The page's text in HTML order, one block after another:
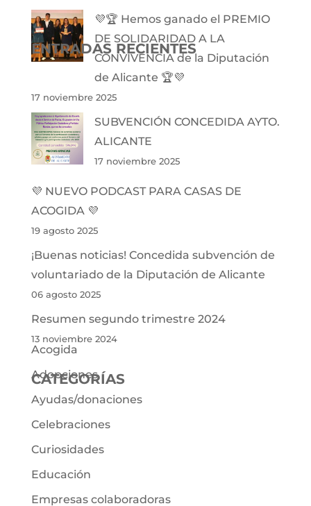
ENTRADAS RECIENTES
💜🏆 Hemos ganado el PREMIO
DE SOLIDARIDAD A LA
CONVIVENCIA de la Diputación
de Alicante 🏆💜
17 noviembre 2025
SUBVENCIÓN CONCEDIDA AYTO.
ALICANTE
17 noviembre 2025
💜 NUEVO PODCAST PARA CASAS DE
ACOGIDA 💜
19 agosto 2025
¡Buenas noticias! Concedida subvención de
voluntariado de la Diputación de Alicante
06 agosto 2025
Resumen segundo trimestre 2024
13 noviembre 2024
CATEGORÍAS
Acogida
Adopciones
Ayudas/donaciones
Celebraciones
Curiosidades
Educación
Empresas colaboradoras